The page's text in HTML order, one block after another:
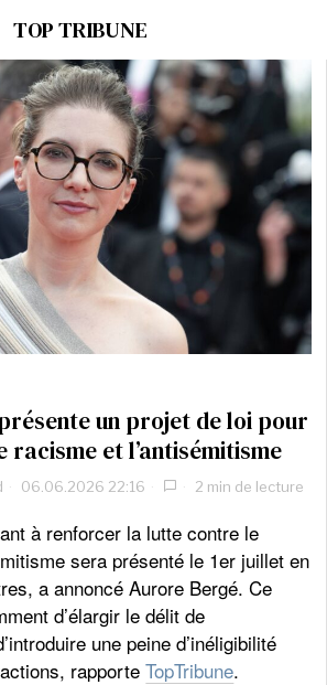
TOP TRIBUNE
un projet de loi pour
et l’antisémitisme
06.06.2026 22:16 2 min de lecture
à renforcer la lutte contre le
sera présenté le 1er juillet en
a annoncé Aurore Bergé. Ce
d’élargir le délit de
une peine d’inéligibilité
rapporteTopTribune.